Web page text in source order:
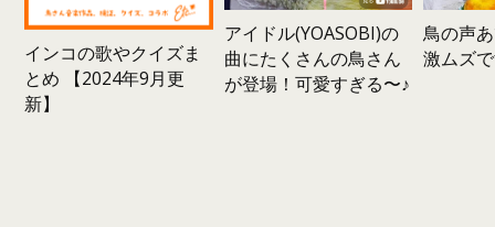
インコの歌やクイズま
とめ 【2024年9月更
新】
アイドル(YOASOBI)の
曲にたくさんの鳥さん
が登場！可愛すぎる〜♪
鳥の声
激ムズ